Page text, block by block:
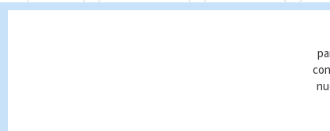
Pavas mujer fallecida Michael Soto
Queda prohibida la reproducción total o parcial del